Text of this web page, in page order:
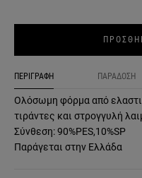
ΠΕΡΙΓΡΑΦΗ ΠΑΡΑΔΟΣΗ
Ολόσωμη φόρμα από
τιράντες και στρογγυλή
Σύνθεση: 90%PES,10%SP
Παράγεται στην Ελλάδα